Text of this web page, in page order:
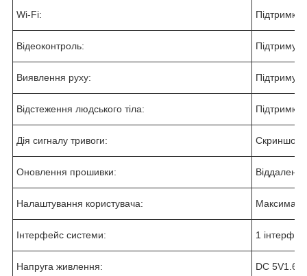
Wi-Fi: Підтримка
Відеоконтроль:
Виявлення руху:
Відстеження людського тіла: Підтримка
Дія сигналу тривоги: Скриншот
Оновлення прошивки: Віддалене
Налаштування користувача:
Інтерфейс системи: 1
Напруга живлення: DC 5V1.6A